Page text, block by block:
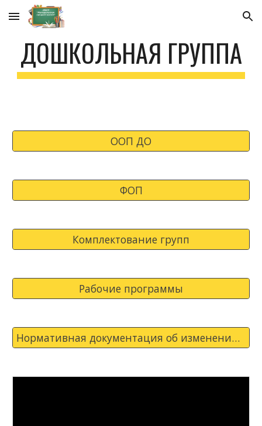
Skip to main content Skip to navigation
ДОШКОЛЬНАЯ ГРУППА
ООП ДО
ФОП
Комплектование групп
Рабочие программы
Нормативная документация об изменении родительской платы в 2025 году